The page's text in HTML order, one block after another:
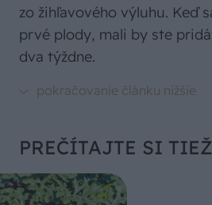
zo žihľavového výluhu. Keď
prvé plody, mali by ste
dva týždne.
PREČÍTAJTE SI TIEŽ